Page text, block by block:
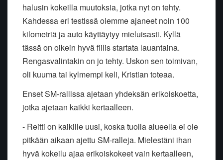
halusin kokeilla muutoksia, jotka nyt on tehty.
Kahdessa eri testissä olemme ajaneet noin 100
kilometriä ja auto käyttäytyy mieluisasti. Kyllä
tässä on oikein hyvä fiilis startata lauantaina.
Rengasvalintakin on jo tehty. Uskon sen toimivan,
oli kuuma tai kylmempi keli, Kristian toteaa.
Enset SM-rallissa ajetaan yhdeksän erikoiskoetta,
jotka ajetaan kaikki kertaalleen.
- Reitti on kaikille uusi, koska tuolla alueella ei ole
pitkään aikaan ajettu SM-ralleja. Mielestäni ihan
hyvä kokeilu ajaa erikoiskokeet vain kertaalleen,